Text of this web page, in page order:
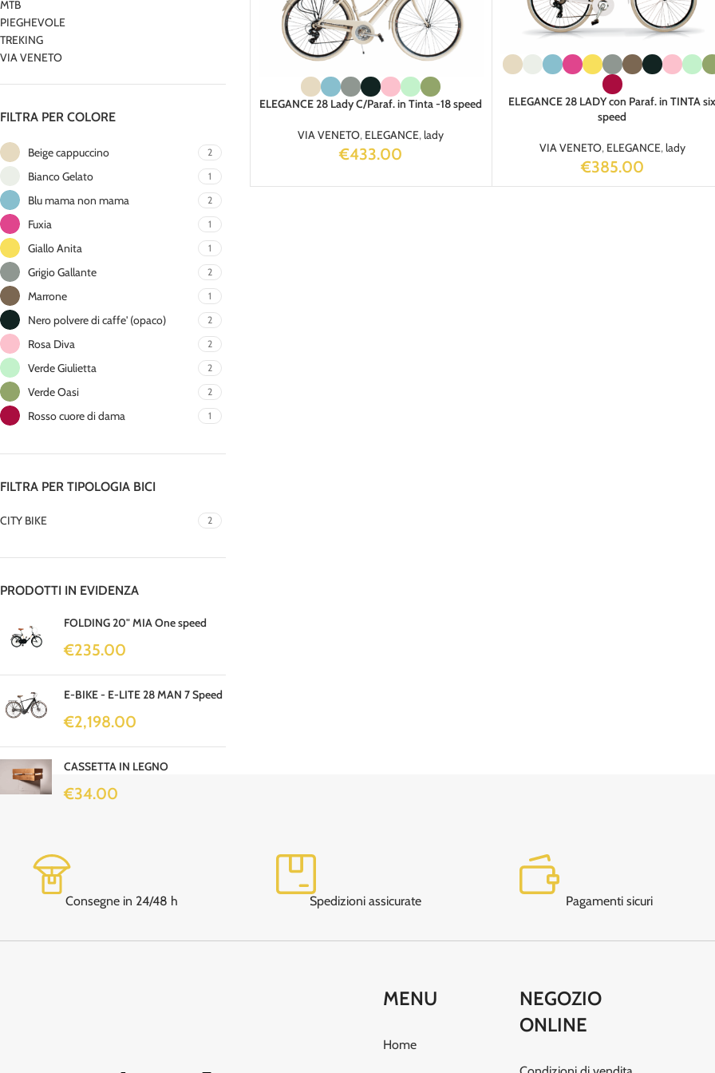
MTB
PIEGHEVOLE
TREKING
VIA VENETO
FILTRA PER COLORE
Beige cappuccino 2
Bianco Gelato 1
Blu mama non mama 2
Fuxia 1
Giallo Anita 1
Grigio Gallante 2
Marrone 1
Nero polvere di caffe' (opaco) 2
Rosa Diva 2
Verde Giulietta 2
Verde Oasi 2
Rosso cuore di dama 1
FILTRA PER TIPOLOGIA BICI
CITY BIKE 2
PRODOTTI IN EVIDENZA
FOLDING 20" MIA One speed
€235.00
E-BIKE - E-LITE 28 MAN 7 Speed
€2,198.00
CASSETTA IN LEGNO
€34.00
ELEGANCE 28 Lady C/Paraf. in Tinta -18 speed
VIA VENETO, ELEGANCE,lady
€433.00
ELEGANCE 28 LADY con Paraf. in TINTA
speed
VIA VENETO, ELEGANCE,lady
€385.00
Consegne in 24/48 h Spedizioni assicurate Pagamenti sicuri
MENU
Home
NEGOZIO
ONLINE